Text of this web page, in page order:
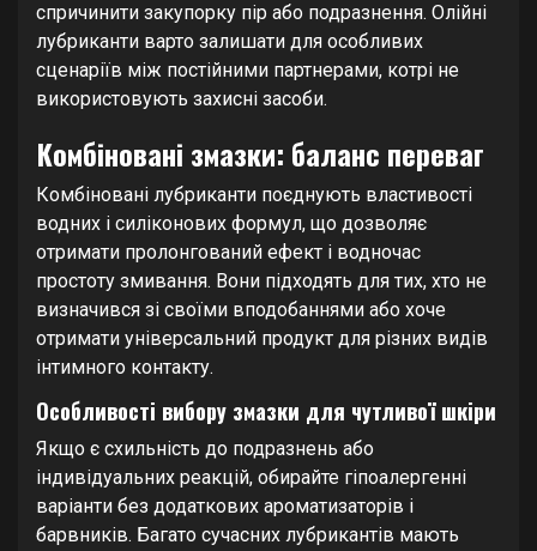
спричинити закупорку пір або подразнення. Олійні
лубриканти варто залишати для особливих
сценаріїв між постійними партнерами, котрі не
використовують захисні засоби.
Комбіновані змазки: баланс переваг
Комбіновані лубриканти поєднують властивості
водних і силіконових формул, що дозволяє
отримати пролонгований ефект і водночас
простоту змивання. Вони підходять для тих, хто не
визначився зі своїми вподобаннями або хоче
отримати універсальний продукт для різних видів
інтимного контакту.
Особливості вибору змазки для чутливої шкіри
Якщо є схильність до подразнень або
індивідуальних реакцій, обирайте гіпоалергенні
варіанти без додаткових ароматизаторів і
барвників. Багато сучасних лубрикантів мають